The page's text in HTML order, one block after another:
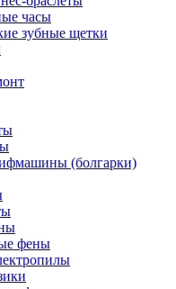
часы
зубные щетки
(болгарки)
фены